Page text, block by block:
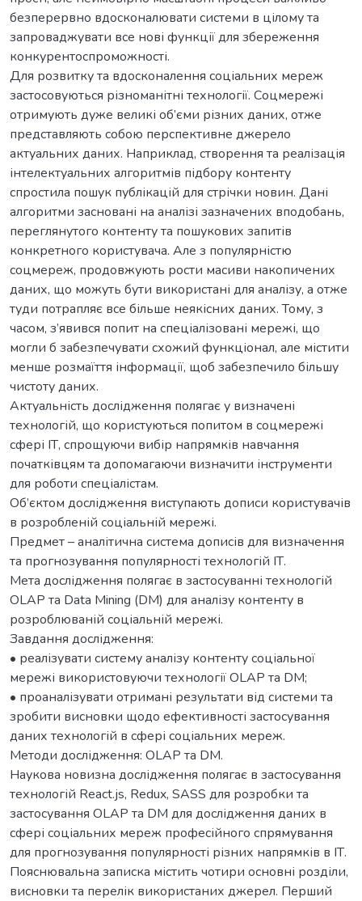
безперервно вдосконалювати системи в цілому та
запроваджувати все нові функції для збереження
конкурентоспроможності.
Для розвитку та вдосконалення соціальних мереж
застосовуються різноманітні технології. Соцмережі
отримують дуже великі об’єми різних даних, отже
представляють собою перспективне джерело
актуальних даних. Наприклад, створення та реалізація
інтелектуальних алгоритмів підбору контенту
спростила пошук публікацій для стрічки новин. Дані
алгоритми засновані на аналізі зазначених вподобань,
переглянутого контенту та пошукових запитів
конкретного користувача. Але з популярністю
соцмереж, продовжують рости масиви накопичених
даних, що можуть бути використані для аналізу, а отже
туди потрапляє все більше неякісних даних. Тому, з
часом, з’явився попит на спеціалізовані мережі, що
могли б забезпечувати схожий функціонал, але містити
менше розмаїття інформації, щоб забезпечило більшу
чистоту даних.
Актуальність дослідження полягає у визначені
технологій, що користуються попитом в соцмережі
сфері ІТ, спрощуючи вибір напрямків навчання
початківцям та допомагаючи визначити інструменти
для роботи спеціалістам.
Об’єктом дослідження виступають дописи користувачів
в розробленій соціальній мережі.
Предмет – аналітична система дописів для визначення
та прогнозування популярності технологій ІТ.
Мета дослідження полягає в застосуванні технологій
OLAP та Data Mining (DM) для аналізу контенту в
розроблюваній соціальній мережі.
Завдання дослідження:
• реалізувати систему аналізу контенту соціальної
мережі використовуючи технології OLAP та DM;
• проаналізувати отримані результати від системи та
зробити висновки щодо ефективності застосування
даних технологій в сфері соціальних мереж.
Методи дослідження: OLAP та DM.
Наукова новизна дослідження полягає в застосування
технологій React.js, Redux, SASS для розробки та
застосування OLAP та DM для дослідження даних в
сфері соціальних мереж професійного спрямування
для прогнозування популярності різних напрямків в ІТ.
Пояснювальна записка містить чотири основні розділи,
висновки та перелік використаних джерел. Перший